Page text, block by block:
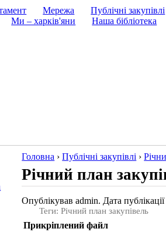
Мережа Публічні закупівлі
Ми – харків'яни Наша бібліотека
Головна ›Публічні закупівлі ›
Річний план
Опублікував admin. Дата
Теги: Річний план закупівель
Прикріплений файл